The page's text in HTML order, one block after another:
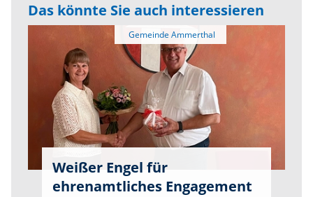
Das könnte Sie auch interessieren
Weißer Engel für
ehrenamtliches Engagement